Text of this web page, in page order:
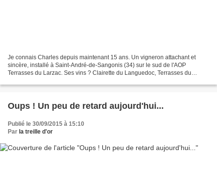
Je connais Charles depuis maintenant 15 ans. Un vigneron attachant et
sincère, installé à Saint-André-de-Sangonis (34) sur le sud de l'AOP
Terrasses du Larzac. Ses vins ? Clairette du Languedoc, Terrasses du
Oups ! Un peu de retard aujourd'hui...
Publié le 30/09/2015 à 15:10
Par la treille d'or